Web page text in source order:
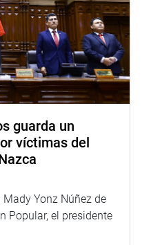
guarda un
víctimas del
Yonz Núñez de
Popular, el presidente